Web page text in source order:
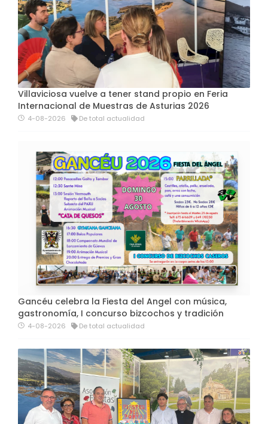
Villaviciosa vuelve a tener stand propio en Feria
Internacional de Muestras de Asturias 2026
4-08-2026 De total actualidad
Gancéu celebra la Fiesta del Angel con música,
gastronomía, I concurso bizcochos y tradición
4-08-2026 De total actualidad